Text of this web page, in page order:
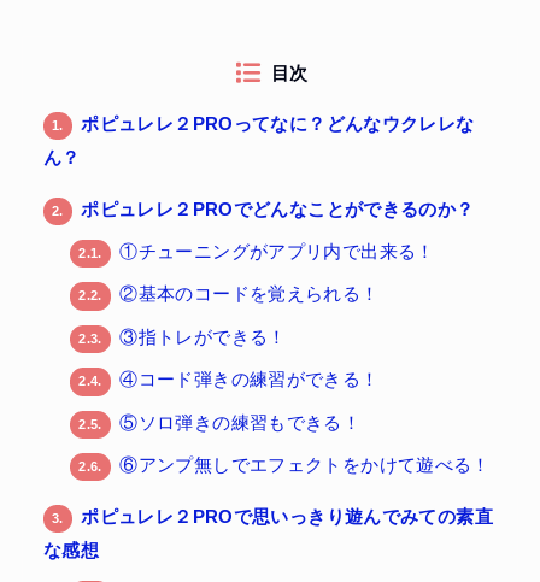
目次
1.
ポピュレレ２PROってなに？どんなウクレレな
ん？
2. ポピュレレ２PROでどんなことができるのか？
2.1. ①チューニングがアプリ内で出来る！
2.2. ②基本のコードを覚えられる！
2.3. ③指トレができる！
2.4. ④コード弾きの練習ができる！
2.5. ⑤ソロ弾きの練習もできる！
2.6. ⑥アンプ無しでエフェクトをかけて遊べる！
3.
ポピュレレ２PROで思いっきり遊んでみての素直
な感想